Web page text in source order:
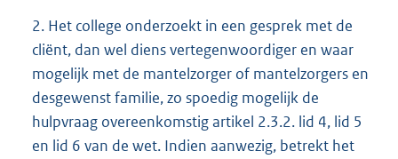
2. Het college onderzoekt in een gesprek met de
cliënt, dan wel diens vertegenwoordiger en waar
mogelijk met de mantelzorger of mantelzorgers en
desgewenst familie, zo spoedig mogelijk de
hulpvraag overeenkomstig artikel 2.3.2. lid 4, lid 5
en lid 6 van de wet. Indien aanwezig, betrekt het